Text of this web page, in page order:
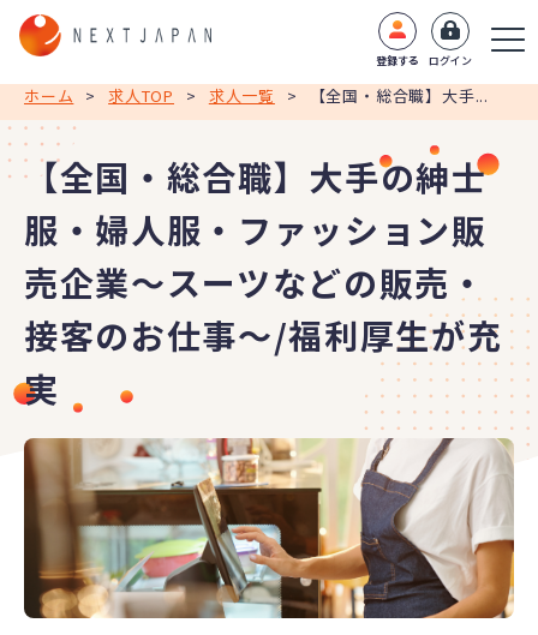
登録する ログイン
ホーム > 求人TOP > 求人一覧 > 【全国・総合職】大手...
【全国・総合職】大手の紳士
服・婦人服・ファッション販
売企業～スーツなどの販売・
接客のお仕事～/福利厚生が充
実